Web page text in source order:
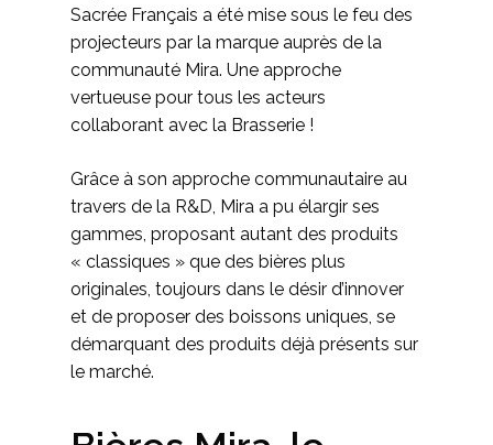
Sacrée Français a été mise sous le feu des
projecteurs par la marque auprès de la
communauté Mira. Une approche
vertueuse pour tous les acteurs
collaborant avec la Brasserie !
Grâce à son approche communautaire au
travers de la R&D, Mira a pu élargir ses
gammes, proposant autant des produits
« classiques » que des bières plus
originales, toujours dans le désir d’innover
et de proposer des boissons uniques, se
démarquant des produits déjà présents sur
le marché.